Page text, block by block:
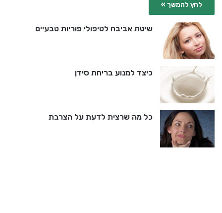
לחץ להמשך »
שיטת אביבה לטיפולי פוריות טבעיים
כיצד למנוע בריחת סידן
כל מה שרצית לדעת על הצרבת